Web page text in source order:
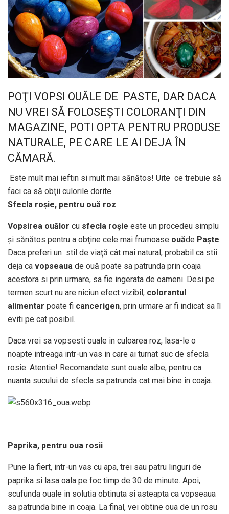
POŢI VOPSI OUĂLE DE PASTE, DAR DACA
NU VREI SĂ FOLOSEŞTI COLORANŢI DIN
MAGAZINE, POTI OPTA PENTRU PRODUSE
NATURALE, PE CARE LE AI DEJA ÎN
CĂMARĂ.
Este mult mai ieftin si mult mai sănătos! Uite ce trebuie să
faci ca să obţii culorile dorite.
Sfecla roşie, pentru ouă roz
Vopsirea ouălor cu sfecla roşie este un procedeu simplu
şi sănătos pentru a obţine cele mai frumoase ouăde Paşte.
Daca preferi un stil de viaţă cât mai natural, probabil ca stii
deja ca vopseaua de ouă poate sa patrunda prin coaja
acestora si prin urmare, sa fie ingerata de oameni. Desi pe
termen scurt nu are niciun efect vizibil, colorantul
alimentar poate fi cancerigen, prin urmare ar fi indicat sa îl
eviti pe cat posibil.
Daca vrei sa vopsesti ouale in culoarea roz, lasa-le o
noapte intreaga intr-un vas in care ai turnat suc de sfecla
rosie. Atentie! Recomandate sunt ouale albe, pentru ca
nuanta sucului de sfecla sa patrunda cat mai bine in coaja.
Paprika, pentru oua rosii
Pune la fiert, intr-un vas cu apa, trei sau patru linguri de
paprika si lasa oala pe foc timp de 30 de minute. Apoi,
scufunda ouale in solutia obtinuta si asteapta ca vopseaua
sa patrunda bine in coaja. La final, vei obtine oua de un rosu